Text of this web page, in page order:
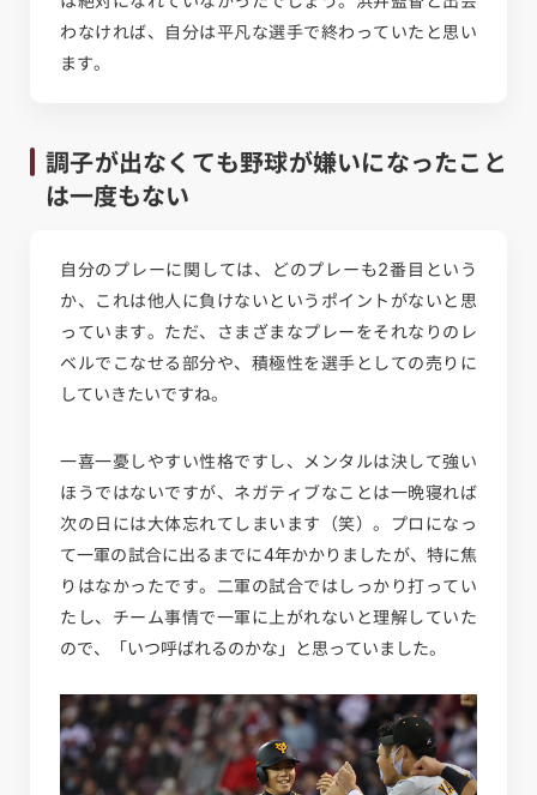
わなければ、自分は平凡な選手で終わっていたと思い
ます。
調子が出なくても野球が嫌いになったこと
は一度もない
自分のプレーに関しては、どのプレーも2番目という
か、これは他人に負けないというポイントがないと思
っています。ただ、さまざまなプレーをそれなりのレ
ベルでこなせる部分や、積極性を選手としての売りに
していきたいですね。
一喜一憂しやすい性格ですし、メンタルは決して強い
ほうではないですが、ネガティブなことは一晩寝れば
次の日には大体忘れてしまいます（笑）。プロになっ
て一軍の試合に出るまでに4年かかりましたが、特に焦
りはなかったです。二軍の試合ではしっかり打ってい
たし、チーム事情で一軍に上がれないと理解していた
ので、「いつ呼ばれるのかな」と思っていました。